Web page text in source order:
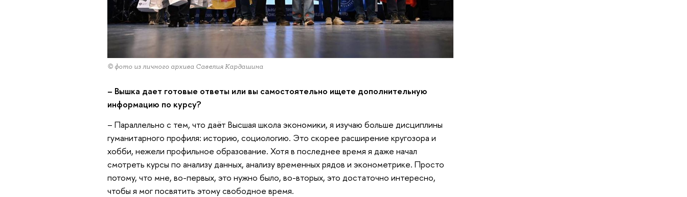
© фото из личного архива Савелия Кардашина
– Вышка дает готовые ответы или вы самостоятельно ищете дополнительную
информацию по курсу?
– Параллельно с тем, что даёт Высшая школа экономики, я изучаю больше дисциплины
гуманитарного профиля: историю, социологию. Это скорее расширение кругозора и
хобби, нежели профильное образование. Хотя в последнее время я даже начал
смотреть курсы по анализу данных, анализу временных рядов и эконометрике. Просто
потому, что мне, во-первых, это нужно было, во-вторых, это достаточно интересно,
чтобы я мог посвятить этому свободное время.